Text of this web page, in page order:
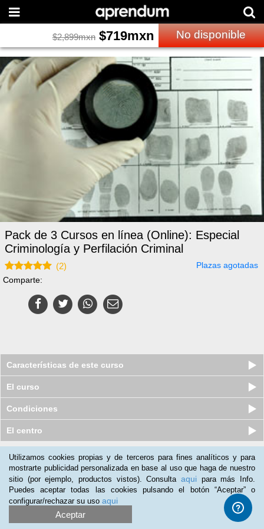
$2,899mxn $719mxn No disponible
Pack de 3 Cursos en línea (Online): Especial
Criminología y Perfilación Criminal
(2)
Plazas agotadas
Comparte:
Características de este curso
El curso
Condiciones
El centro
Nuestros clientes opinan:
Ricardo Reyes(29-12-2019)
A todos mis amigos
Yeizon MontaÑez(17-04-2018)
Utilizamos cookies propias y de terceros para fines analíticos y para
mostrarte publicidad personalizada en base al uso que haga de nuestro
sitio (por ejemplo, productos vistos). Consulta aqui para más Info.
Puedes aceptar todas las cookies pulsando el botón “Aceptar” o
configurar/rechazar su uso aqui
Aceptar